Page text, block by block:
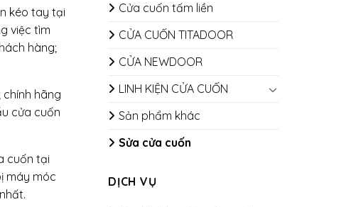
Cửa cuốn tấm liền
CỬA CUỐN TITADOOR
CỬA NEWDOOR
LINH KIỆN CỬA CUỐN
Sản phẩm khác
Sửa cửa cuốn
DỊCH VỤ
kéo tay tại
việc tìm
hàng;
hãng
cửa cuốn
cuốn tại
máy móc